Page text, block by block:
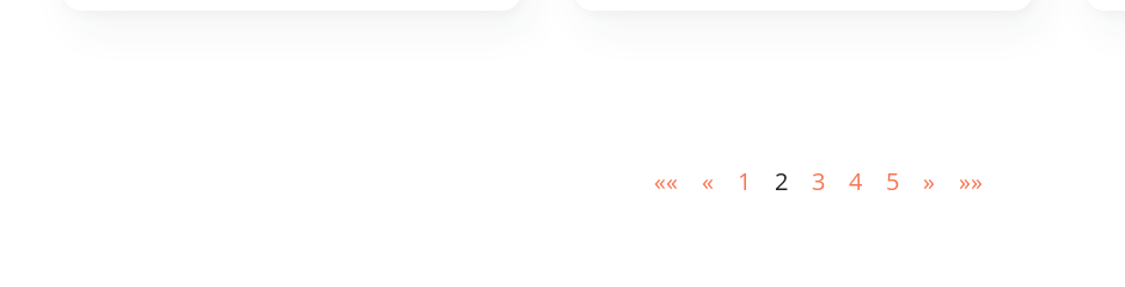
«« « 1 2 3 4 5 » »»